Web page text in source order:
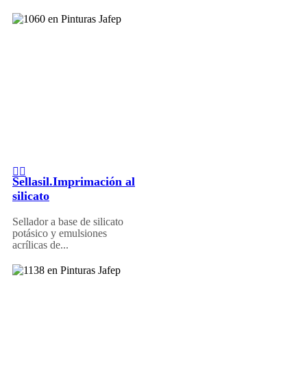
Sellasil.Imprimación al
silicato
Sellador a base de silicato
potásico y emulsiones
acrílicas de...